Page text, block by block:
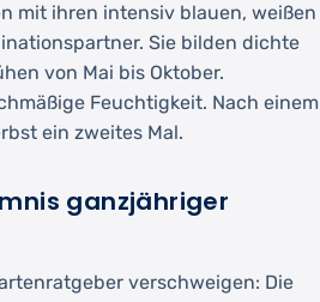
mit ihren intensiv blauen, weißen
Sie bilden dichte
von Mai bis Oktober.
Feuchtigkeit. Nach einem
ein zweites Mal.
ganzjähriger
verschweigen: Die